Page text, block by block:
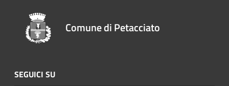
Comune di Petacciato
SEGUICI SU